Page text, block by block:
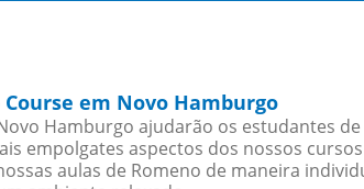
em Novo Hamburgo
Hamburgo ajudarão os estudantes
empolgates aspectos dos nossos
aulas de Romeno de maneira